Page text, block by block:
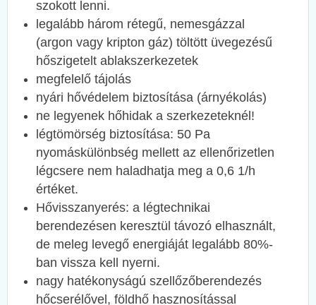
szokott lenni.
legalább három rétegű, nemesgázzal
(argon vagy kripton gáz) töltött üvegezésű
hőszigetelt ablakszerkezetek
megfelelő tájolás
nyári hővédelem biztosítása (árnyékolás)
ne legyenek hőhidak a szerkezeteknél!
légtömörség biztosítása: 50 Pa
nyomáskülönbség mellett az ellenőrizetlen
légcsere nem haladhatja meg a 0,6 1/h
értéket.
Hővisszanyerés: a légtechnikai
berendezésen keresztül távozó elhasznált,
de meleg levegő energiáját legalább 80%-
ban vissza kell nyerni.
nagy hatékonyságú szellőzőberendezés
hőcserélővel, földhő hasznosítással